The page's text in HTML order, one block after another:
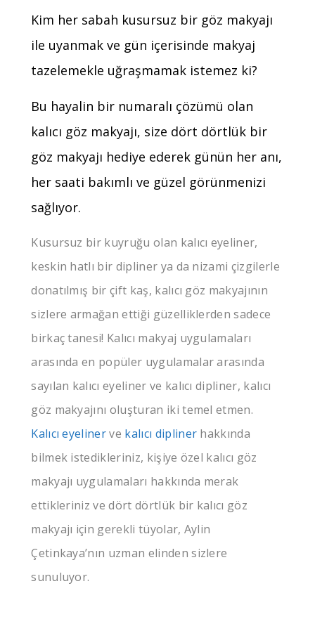
Kim her sabah kusursuz bir göz makyajı
ile uyanmak ve gün içerisinde makyaj
tazelemekle uğraşmamak istemez ki?
Bu hayalin bir numaralı çözümü olan
kalıcı göz makyajı, size dört dörtlük bir
göz makyajı hediye ederek günün her anı,
her saati bakımlı ve güzel görünmenizi
sağlıyor.
Kusursuz bir kuyruğu olan kalıcı eyeliner,
keskin hatlı bir dipliner ya da nizami çizgilerle
donatılmış bir çift kaş, kalıcı göz makyajının
sizlere armağan ettiği güzelliklerden sadece
birkaç tanesi! Kalıcı makyaj uygulamaları
arasında en popüler uygulamalar arasında
sayılan kalıcı eyeliner ve kalıcı dipliner, kalıcı
göz makyajını oluşturan iki temel etmen.
Kalıcı eyelinerve kalıcı dipliner hakkında
bilmek istedikleriniz, kişiye özel kalıcı göz
makyajı uygulamaları hakkında merak
ettikleriniz ve dört dörtlük bir kalıcı göz
makyajı için gerekli tüyolar, Aylin
Çetinkaya’nın uzman elinden sizlere
sunuluyor.